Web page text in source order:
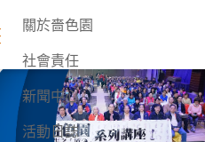
關於嗇色園
社會責任
新聞中心
活動日誌